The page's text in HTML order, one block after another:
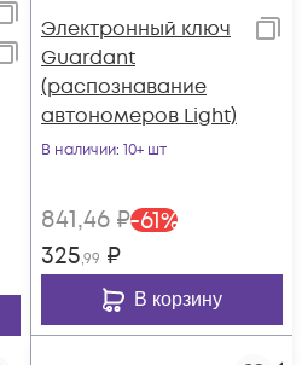
Электронный ключ
Guardant
(распознавание
автономеров Light)
В наличии: 10+ шт
841,46 ₽-61%
325,99 ₽
В корзину